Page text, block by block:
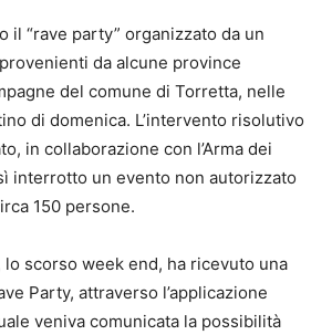
il “rave party” organizzato da un
provenienti da alcune province
del comune di Torretta, nelle
di domenica. L’intervento risolutivo
, in collaborazione con l’Arma dei
interrotto un evento non autorizzato
150 persone.
lo scorso week end, ha ricevuto una
Party, attraverso l’applicazione
veniva comunicata la possibilità